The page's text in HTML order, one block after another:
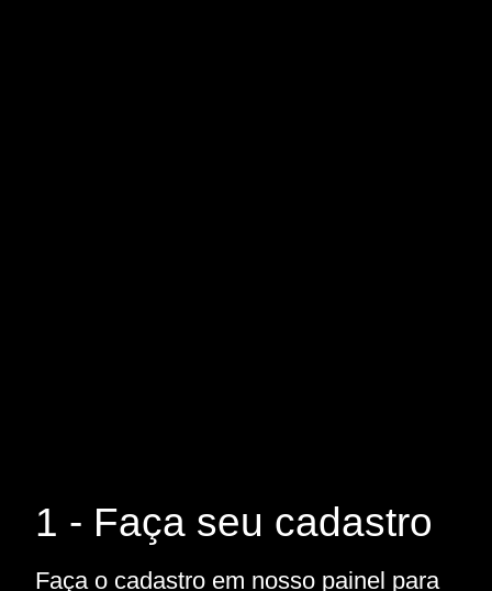
1 - Faça seu cadastro
Faça o cadastro em nosso painel para